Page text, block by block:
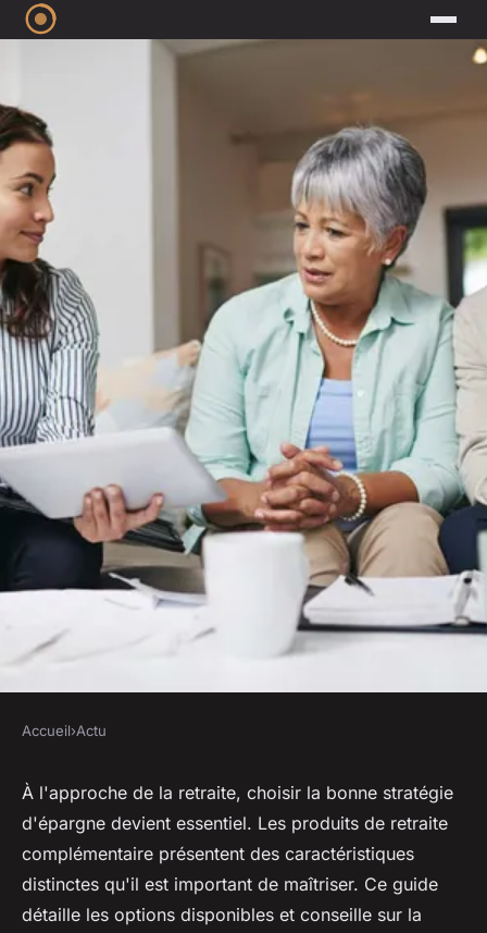
Retraite complémentaire : les
principaux produits possibles
Sarah•14 juin 2024• 3 min de lecture
Accueil›Actu
À l'approche de la retraite, choisir la bonne stratégie
d'épargne devient essentiel. Les produits de retraite
complémentaire présentent des caractéristiques
distinctes qu'il est important de maîtriser. Ce guide
détaille les options disponibles et conseille sur la